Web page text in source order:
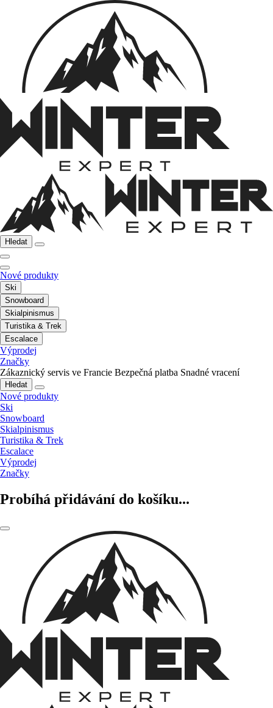
Hledat
Nové produkty
Ski
Snowboard
Skialpinismus
Turistika & Trek
Escalace
Výprodej
Značky
Zákaznický servis ve Francie Bezpečná platba Snadné vracení
Hledat
Nové produkty
Ski
Snowboard
Skialpinismus
Turistika & Trek
Escalace
Výprodej
Značky
Probíhá přidávání do košíku...